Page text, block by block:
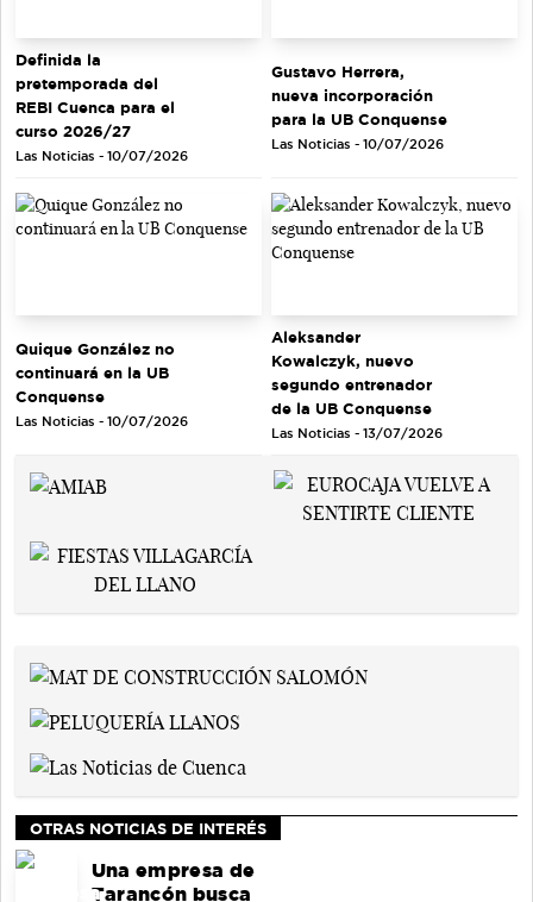
Definida la
pretemporada del
REBI Cuenca para el
curso 2026/27
Las Noticias - 10/07/2026
Gustavo Herrera,
nueva incorporación
para la UB Conquense
Las Noticias - 10/07/2026
Quique González no
continuará en la UB
Conquense
Las Noticias - 10/07/2026
Aleksander
Kowalczyk, nuevo
segundo entrenador
de la UB Conquense
Las Noticias - 13/07/2026
OTRAS NOTICIAS DE INTERÉS
Una empresa de
Tarancón busca